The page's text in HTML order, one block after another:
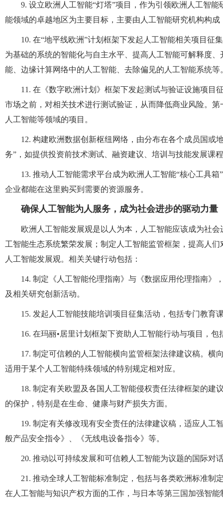
9. 设立欧洲人工智能“灯塔”项目，作为引领欧洲人工智
能领域的卓越地区为主要目标，主要由人工智能研究机构构
10. 在“地平线欧洲”计划框架下发起人工智能相关项目
为基础的系统的智能化与自主水平、提高人工智能可解释度
能、边缘计算网络中的人工智能、去除偏见的人工智能系统等
11. 在《数字欧洲计划》框架下发起测试与验证设施项
市场之前，对相关技术进行测试验证，从而降低商业风险。
人工智能等领域的项目。
12. 构建欧洲数据创新枢纽网络，由分布在各个成员国或
务”，如提供投资前技术测试、融资建议、培训与技能发展课
13. 推动人工智能需求平台成为欧洲人工智能“核心工具
企业都能在这里购买到需要的资源服务。
确保人工智能为人服务，成为社会进步的驱动力量
欧洲人工智能发展观是以人为本，人工智能应该成为社
工智能生态系统繁荣发展；制定人工智能监管框架，提高人
人工智能发展观。相关关键行动包括：
14. 制定《人工智能伦理指南》与《数据应用伦理指南
及相关研究创新活动。
15. 发起人工智能技能培训项目征集活动，包括专门教育
16. 在玛丽•居里计划框架下资助人工智能行动与项目，
17. 制定可信赖的人工智能横向监管框架法律建议稿。
适用于某个人工智能特殊领域的特别规定相对应。
18. 制定有关欧盟及各国人工智能侵权责任法律框架的
的保护，特别是在生命、健康与财产损失方面。
19. 制定有关修改现有安全责任的法律建议稿，适应人
般产品安全指令》、《无线电设备指令》等。
20. 推动以可持续发展和可信赖人工智能为议题的国际对
21. 推动全球人工智能标准制定，包括与各类欧洲标准
在人工智能与知识产权方面的工作，与日本等第三国加强智能